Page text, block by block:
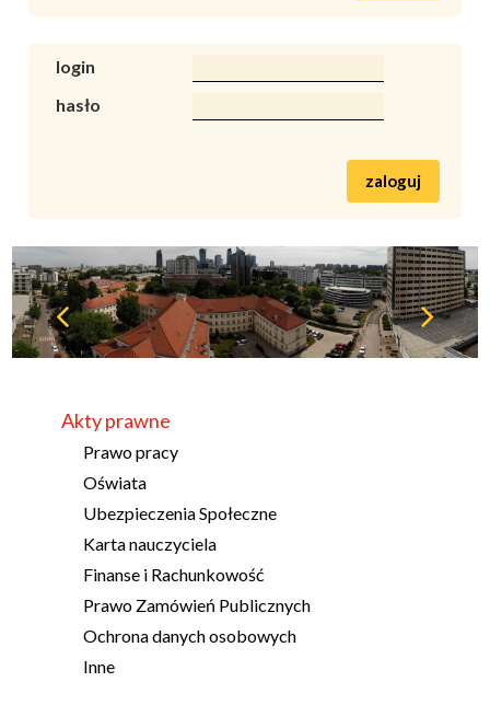
login
hasło
zaloguj
Akty prawne
Prawo pracy
Oświata
Ubezpieczenia Społeczne
Karta nauczyciela
Finanse i Rachunkowość
Prawo Zamówień Publicznych
Ochrona danych osobowych
Inne